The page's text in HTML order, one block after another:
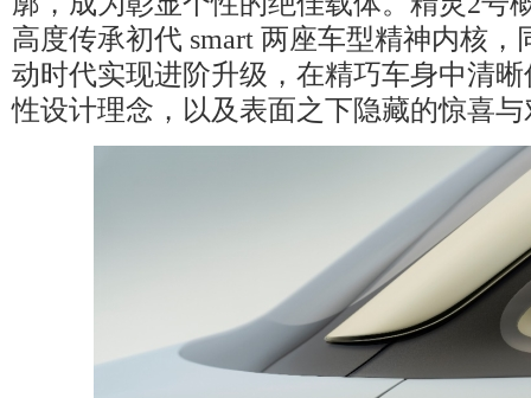
高度传承初代 smart 两座车型精神内核，
动时代实现进阶升级，在精巧车身中清晰
性设计理念，以及表面之下隐藏的惊喜